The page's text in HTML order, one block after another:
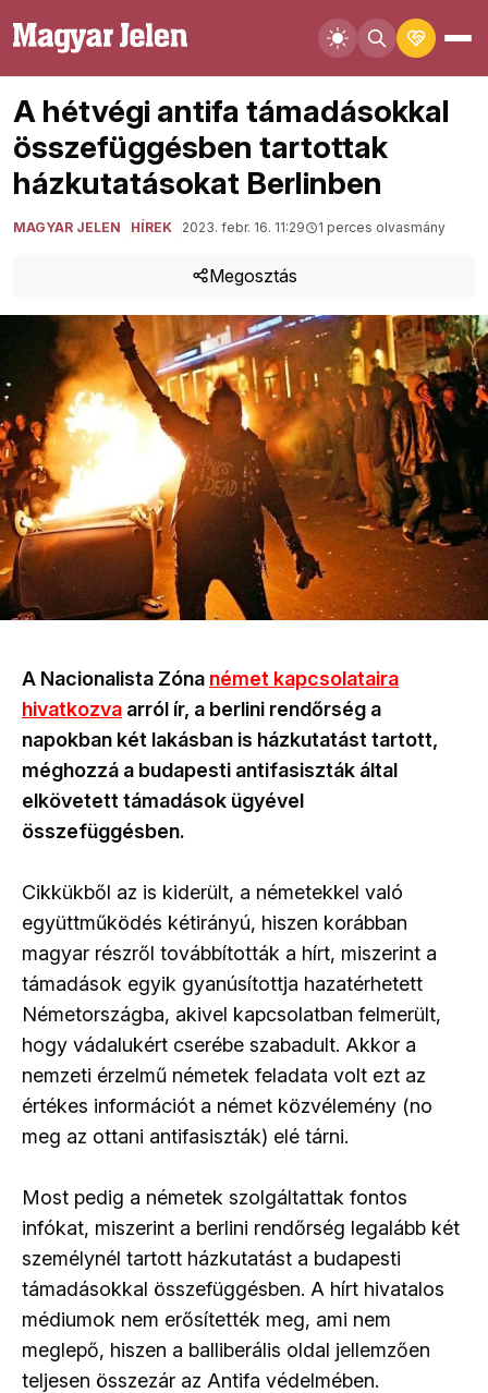
A hétvégi antifa támadásokkal
összefüggésben tartottak
házkutatásokat Berlinben
MAGYAR JELEN HÍREK 2023. febr. 16. 11:29 1 perces olvasmány
Megosztás
A Nacionalista Zóna német kapcsolataira
hivatkozva arról ír, a berlini rendőrség a
napokban két lakásban is házkutatást tartott,
méghozzá a budapesti antifasiszták által
elkövetett támadások ügyével
összefüggésben.
Cikkükből az is kiderült, a németekkel való
együttműködés kétirányú, hiszen korábban
magyar részről továbbították a hírt, miszerint a
támadások egyik gyanúsítottja hazatérhetett
Németországba, akivel kapcsolatban felmerült,
hogy vádalukért cserébe szabadult. Akkor a
nemzeti érzelmű németek feladata volt ezt az
értékes információt a német közvélemény (no
meg az ottani antifasiszták) elé tárni.
Most pedig a németek szolgáltattak fontos
infókat, miszerint a berlini rendőrség legalább két
személynél tartott házkutatást a budapesti
támadásokkal összefüggésben. A hírt hivatalos
médiumok nem erősítették meg, ami nem
meglepő, hiszen a balliberális oldal jellemzően
teljesen összezár az Antifa védelmében.